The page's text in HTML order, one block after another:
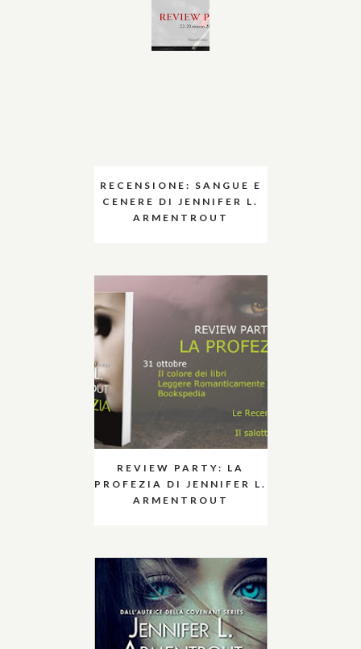
RECENSIONE: SANGUE E
CENERE DI JENNIFER L.
ARMENTROUT
REVIEW PARTY: LA
PROFEZIA DI JENNIFER L.
ARMENTROUT